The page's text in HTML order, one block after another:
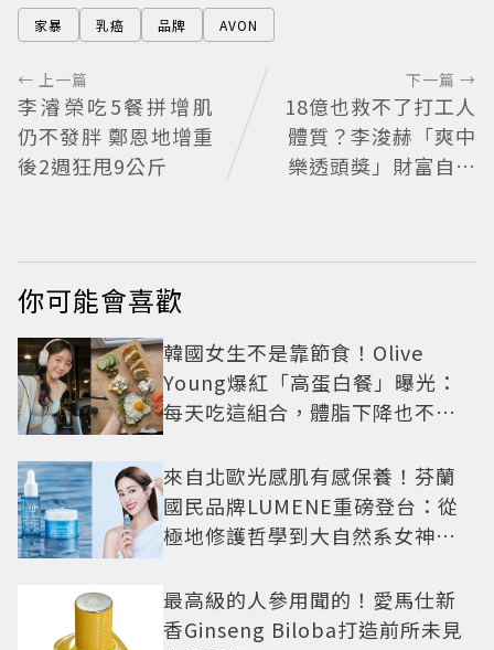
家暴 乳癌 品牌 AVON
← 上一篇
李濬榮吃5餐拼增肌
仍不發胖 鄭恩地增重
後2週狂甩9公斤
下一篇 →
18億也救不了打工人
體質？李浚赫「爽中
樂透頭獎」財富自由
你可能會喜歡
韓國女生不是靠節食！Olive
Young爆紅「高蛋白餐」曝光：
每天吃這組合，體脂下降也不怕
來自北歐光感肌有感保養！芬蘭
國民品牌LUMENE重磅登台：從
極地修護哲學到大自然系女神莫
最高級的人參用聞的！愛馬仕新
香Ginseng Biloba打造前所未見